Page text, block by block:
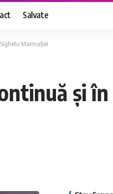
Salvate
Marmației
și